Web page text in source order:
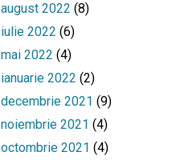
august 2022 (8)
iulie 2022 (6)
mai 2022 (4)
ianuarie 2022 (2)
decembrie 2021 (9)
noiembrie 2021 (4)
octombrie 2021 (4)